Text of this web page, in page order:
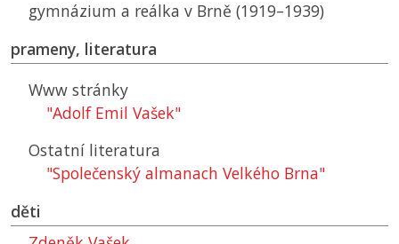
gymnázium a reálka v Brně (1919–1939)
prameny, literatura
Www stránky
"Adolf Emil Vašek"
Ostatní literatura
"Společenský almanach Velkého Brna"
děti